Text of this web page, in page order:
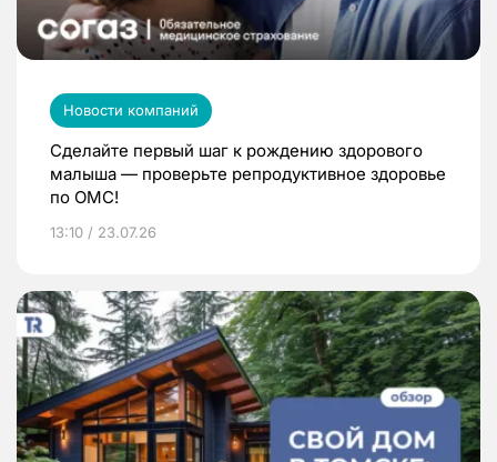
Новости компаний
Сделайте первый шаг к рождению здорового
малыша — проверьте репродуктивное здоровье
по ОМС!
13:10 / 23.07.26